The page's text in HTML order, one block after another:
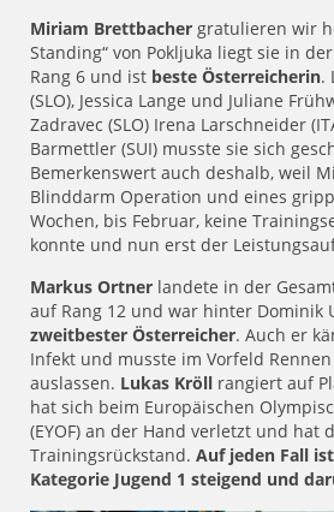
Miriam Brettbacher gratulieren wir
Standing“ von Pokljuka liegt sie in
Rang 6 und ist beste Österreicherin.
(SLO), Jessica Lange und Juliane
Zadravec (SLO) Irena Larschneider
Barmettler (SUI) musste sie sich
Bemerkenswert auch deshalb, weil
Blinddarm Operation und eines
Wochen, bis Februar, keine
konnte und nun erst der
Markus Ortner landete in der
auf Rang 12 und war hinter Dominik
zweitbester Österreicher. Auch er
Infekt und musste im Vorfeld
auslassen. Lukas Kröll rangiert auf
hat sich beim Europäischen
(EYOF) an der Hand verletzt und hat
Trainingsrückstand. Auf jeden Fall
Kategorie Jugend 1 steigend und